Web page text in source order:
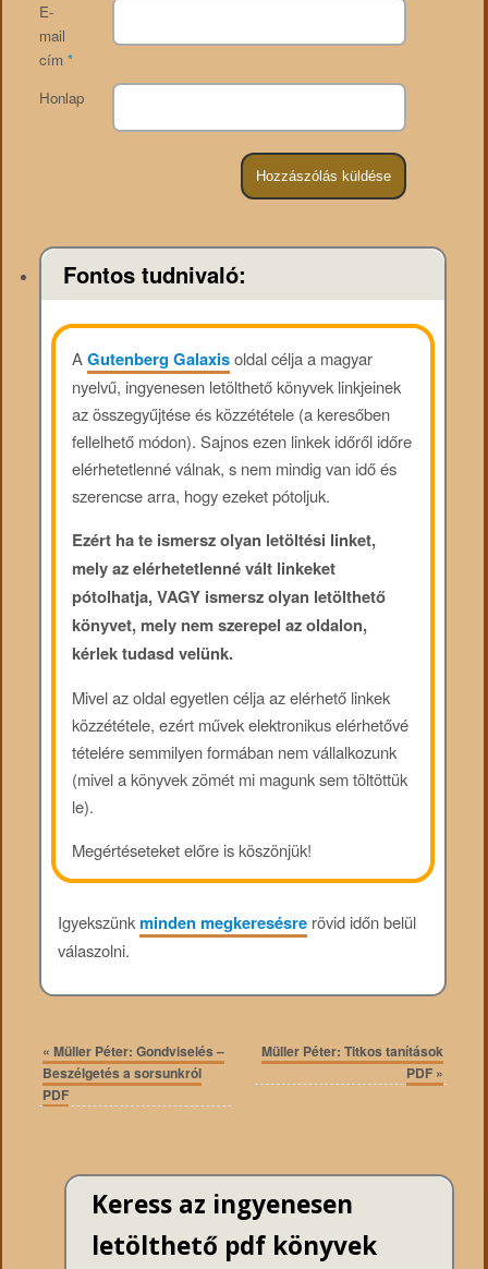
E-
mail
cím *
Honlap
Fontos tudnivaló:
AGutenberg Galaxisoldal célja a magyar
nyelvű, ingyenesen letölthető könyvek linkjeinek
az összegyűjtése és közzététele (a keresőben
fellelhető módon). Sajnos ezen linkek időről időre
elérhetetlenné válnak, s nem mindig van idő és
szerencse arra, hogy ezeket pótoljuk.
Ezért ha te ismersz olyan letöltési linket,
mely az elérhetetlenné vált linkeket
pótolhatja, VAGY ismersz olyan letölthető
könyvet, mely nem szerepel az oldalon,
kérlek tudasd velünk.
Mivel az oldal egyetlen célja az elérhető linkek
közzététele, ezért művek elektronikus elérhetővé
tételére semmilyen formában nem vállalkozunk
(mivel a könyvek zömét mi magunk sem töltöttük
le).
Megértéseteket előre is köszönjük!
Igyekszünkminden megkeresésrerövid időn belül
válaszolni.
« Müller Péter: Gondviselés –
Beszélgetés a sorsunkról
PDF
Müller Péter: Titkos tanítások
PDF »
Keress az ingyenesen
letölthető pdf könyvek